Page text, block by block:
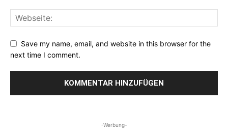
Save my name, email, and website in this browser for the
next time I comment.
-Werbung-